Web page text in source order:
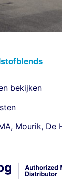
bekijken
, Mourik, De